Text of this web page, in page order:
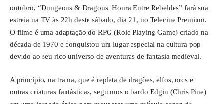
outubro, “Dungeons & Dragons: Honra Entre Rebeldes” fará sua
estreia na TV às 22h deste sábado, dia 21, no Telecine Premium.
O filme é uma adaptação do RPG (Role Playing Game) criado na
década de 1970 e conquistou um lugar especial na cultura pop
devido ao seu rico universo de aventuras de fantasia medieval.
A princípio, na trama, que é repleta de dragões, elfos, orcs e
outras criaturas fantásticas, seguimos o bardo Edgin (Chris Pine)